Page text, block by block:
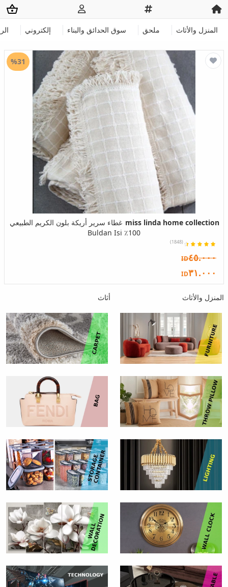
المنزل والأثاث ملحق سوق الحدائق والبناء إلكتروني
miss linda home collection غطاء سرير أريكة بلون الكريم الطبيعي
100٪ Buldan Isi
(1848)
ID٤٥.٠٠٠
ID٣١.٠٠٠
%31
المنزل والأثاث أثاث